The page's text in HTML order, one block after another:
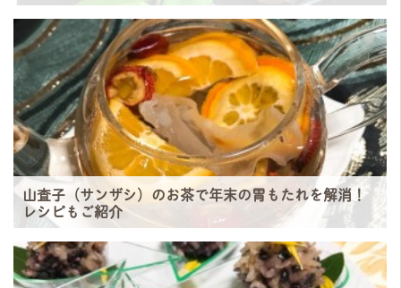
山査子（サンザシ）のお茶で年末の胃もたれを解消！
レシピもご紹介